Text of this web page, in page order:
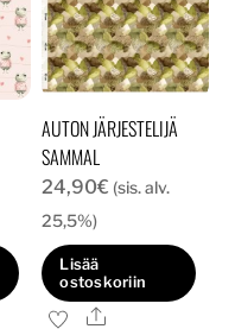
AUTON JÄRJESTELIJÄ
SAMMAL
24,90€ (sis. alv.
25,5%)
Lisää
ostoskoriin
Ale